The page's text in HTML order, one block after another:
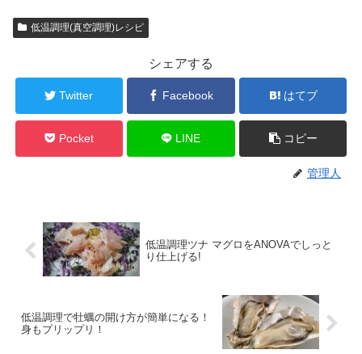
低温調理(真空調理)レシピ
シェアする
Twitter Facebook はてブ
Pocket LINE コピー
管理人
低温調理ツナ マグロをANOVAでしっと
り仕上げる!
低温調理で牡蠣の開け方が簡単になる！
身もプリップリ！